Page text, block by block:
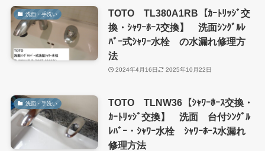
洗面・手洗い
TOTO TL380A1RB【ｶｰﾄﾘｯｼﾞ交
換・ｼｬﾜｰﾎｰｽ交換】 洗面ｼﾝｸﾞﾙﾚ
ﾊﾞｰ式ｼｬﾜｰ水栓 の水漏れ修理方
法
2024年4月16日 2025年10月22日
洗面・手洗い
TOTO TLNW36【ｼｬﾜｰﾎｰｽ交換・
ｶｰﾄﾘｯｼﾞ交換】 洗面 台付ｼﾝｸﾞﾙ
ﾚﾊﾞｰ・ｼｬﾜｰ水栓 ｼｬﾜｰﾎｰｽ水漏れ
修理方法